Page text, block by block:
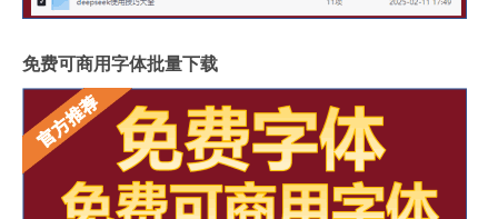
免费可商用字体批量下载